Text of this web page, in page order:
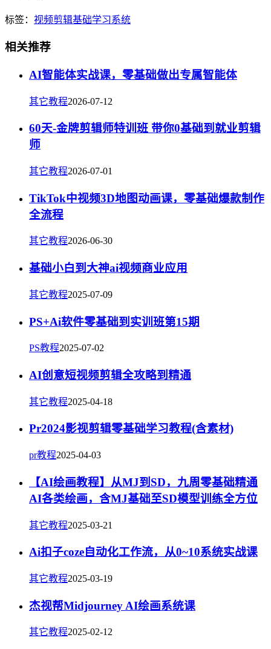
标签： 视频剪辑基础学习系统
相关推荐
AI智能体实战课，零基础做出专属智能体
其它教程2026-07-12
60天-金牌剪辑师特训班 带你0基础到就业剪辑
师
其它教程2026-07-01
TikTok中视频3D地图动画课，零基础爆款制作
全流程
其它教程2026-06-30
基础小白到大神ai视频商业应用
其它教程2025-07-09
PS+Ai软件零基础到实训班第15期
PS教程2025-07-02
AI创意短视频剪辑全攻略到精通
其它教程2025-04-18
Pr2024影视剪辑零基础学习教程(含素材)
pr教程2025-04-03
【AI绘画教程】从MJ到SD，九周零基础精通
AI各类绘画，含MJ基础至SD模型训练全方位
其它教程2025-03-21
Ai扣子coze自动化工作流，从0~10系统实战课
其它教程2025-03-19
杰视帮Midjourney AI绘画系统课
其它教程2025-02-12